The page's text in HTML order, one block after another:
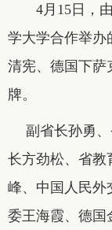
4月15日，
学大学合作举办
清宪、德国下萨
牌。
副省长孙勇
长方劲松、省教
峰、中国人民外
委王海霞、德国